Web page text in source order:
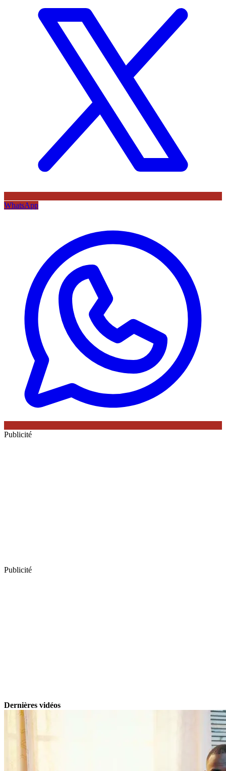
WhatsApp
Publicité
Publicité
Dernières vidéos